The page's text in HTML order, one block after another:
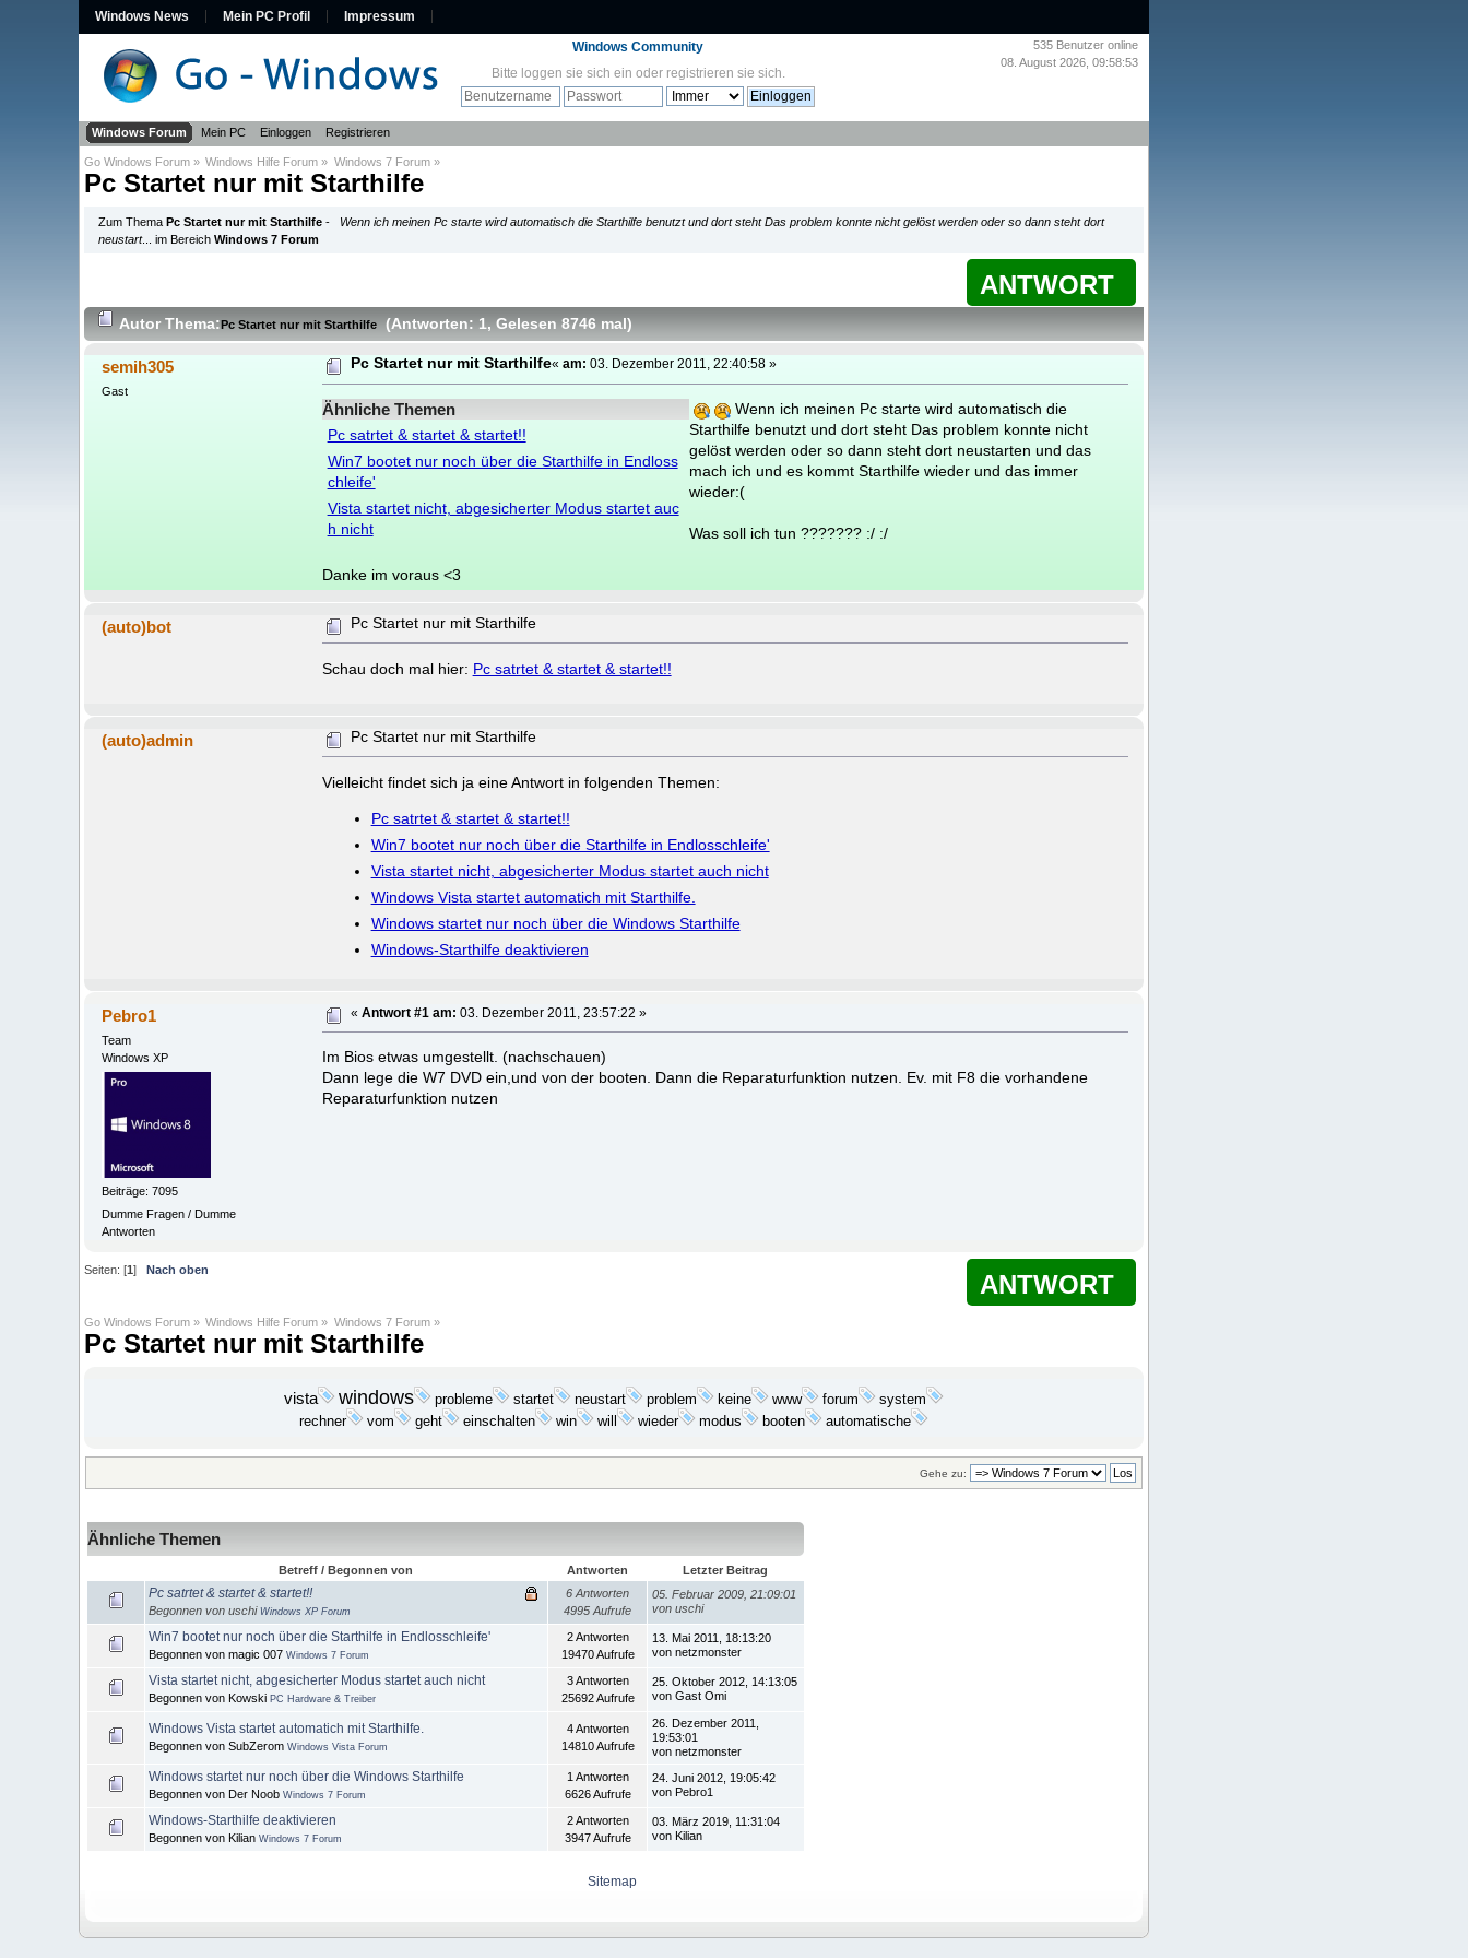
Windows News Mein PC Profil Impressum
535 Benutzer online
08. August 2026, 09:58:53
Windows Community
Bitte loggen sie sich ein oder registrieren sie sich.
Windows Forum Mein PC Einloggen Registrieren
Go Windows Forum » Windows Hilfe Forum » Windows 7 Forum»
Pc Startet nur mit Starthilfe
Zum ThemaPc Startet nur mit Starthilfe -
Wenn ich meinen Pc starte wird automatisch die Starthilfe benutzt und dort steht Das problem konnte nicht gelöst werden oder so dann steht dort
neustart... im BereichWindows 7 Forum
ANTWORT
AutorThema: Pc Startet nur mit Starthilfe (Antworten: 1, Gelesen 8746 mal )
semih305
Gast
Pc Startet nur mit Starthilfe«am: 03. Dezember 2011, 22:40:58 »
Ähnliche Themen
Pc satrtet & startet & startet!!
Win7 bootet nur noch über die Starthilfe in Endloss
chleife'
Vista startet nicht, abgesicherter Modus startet auc
h nicht
Wenn ich meinen Pc starte wird automatisch die
Starthilfe benutzt und dort steht Das problem konnte nicht
gelöst werden oder so dann steht dort neustarten und das
mach ich und es kommt Starthilfe wieder und das immer
wieder:(
Was soll ich tun ??????? :/ :/
Danke im voraus <3
(auto)bot Pc Startet nur mit Starthilfe
Schau doch mal hier: Pc satrtet & startet & startet!!
(auto)admin Pc Startet nur mit Starthilfe
Vielleicht findet sich ja eine Antwort in folgenden Themen:
Pc satrtet & startet & startet!!
Win7 bootet nur noch über die Starthilfe in Endlosschleife'
Vista startet nicht, abgesicherter Modus startet auch nicht
Windows Vista startet automatich mit Starthilfe.
Windows startet nur noch über die Windows Starthilfe
Windows-Starthilfe deaktivieren
Pebro1
Team
Windows XP
Beiträge: 7095
Dumme Fragen / Dumme
Antworten
«Antwort #1 am: 03. Dezember 2011, 23:57:22 »
Im Bios etwas umgestellt. (nachschauen)
Dann lege die W7 DVD ein,und von der booten. Dann die Reparaturfunktion nutzen. Ev. mit F8 die vorhandene
Reparaturfunktion nutzen
ANTWORT
Seiten: [1] Nach oben
Go Windows Forum » Windows Hilfe Forum » Windows 7 Forum»
Pc Startet nur mit Starthilfe
vista windows probleme startet neustart problem keine www forum
system
rechner
vom geht einschalten win will wieder modus booten automatische
Gehe zu:
Ähnliche Themen
Betreff / Begonnen von Antworten Letzter Beitrag
Pc satrtet & startet & startet!!
Begonnen von uschi Windows XP Forum
6 Antworten
4995 Aufrufe
05. Februar 2009, 21:09:01
von uschi
Win7 bootet nur noch über die Starthilfe in Endlosschleife'
Begonnen von magic 007 Windows 7 Forum
2 Antworten
19470 Aufrufe
13. Mai 2011, 18:13:20
von netzmonster
Vista startet nicht, abgesicherter Modus startet auch nicht
Begonnen von Kowski PC Hardware & Treiber
3 Antworten
25692 Aufrufe
25. Oktober 2012, 14:13:05
von Gast Omi
Windows Vista startet automatich mit Starthilfe.
Begonnen von SubZerom Windows Vista Forum
4 Antworten
14810 Aufrufe
26. Dezember 2011,
19:53:01
von netzmonster
Windows startet nur noch über die Windows Starthilfe
Begonnen von Der Noob Windows 7 Forum
1 Antworten
6626 Aufrufe
24. Juni 2012, 19:05:42
von Pebro1
Windows-Starthilfe deaktivieren
Begonnen von Kilian Windows 7 Forum
2 Antworten
3947 Aufrufe
03. März 2019, 11:31:04
von Kilian
Sitemap